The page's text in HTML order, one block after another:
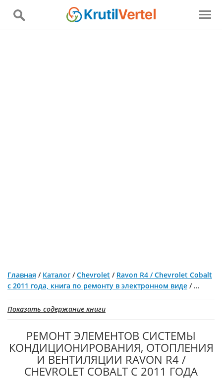
Главная / Каталог /Chevrolet / Ravon R4 / Chevrolet Cobalt
с 2011 года, книга по ремонту в электронном виде / ...
Показать содержание книги
РЕМОНТ ЭЛЕМЕНТОВ СИСТЕМЫ
КОНДИЦИОНИРОВАНИЯ, ОТОПЛЕНИЯ
И ВЕНТИЛЯЦИИ RAVON R4 /
CHEVROLET COBALT С 2011 ГОДА